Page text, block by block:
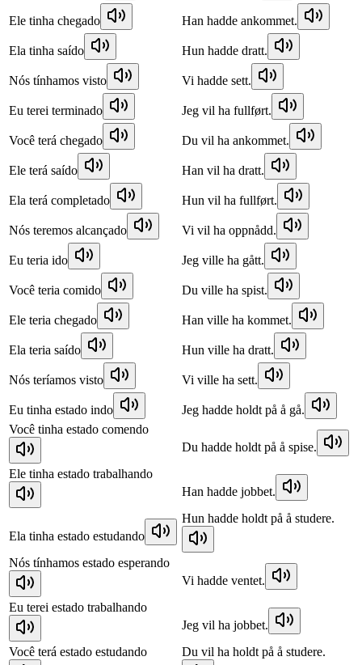
Ele tinha chegado Han hadde ankommet.
Ela tinha saído Hun hadde dratt.
Nós tínhamos visto Vi hadde sett.
Eu terei terminado Jeg vil ha fullført.
Você terá chegado Du vil ha ankommet.
Ele terá saído Han vil ha dratt.
Ela terá completado Hun vil ha fullført.
Nós teremos alcançado Vi vil ha oppnådd.
Eu teria ido Jeg ville ha gått.
Você teria comido Du ville ha spist.
Ele teria chegado Han ville ha kommet.
Ela teria saído Hun ville ha dratt.
Nós teríamos visto Vi ville ha sett.
Eu tinha estado indo
Jeg hadde holdt på å gå.
Você tinha estado comendo
Du hadde holdt på å spise.
Ele tinha estado trabalhando
Han hadde jobbet.
Ela tinha estado estudando
Hun hadde holdt på å studere.
Nós tínhamos estado esperando
Vi hadde ventet.
Eu terei estado trabalhando
Jeg vil ha jobbet.
Você terá estado estudando
Du vil ha holdt på å studere.